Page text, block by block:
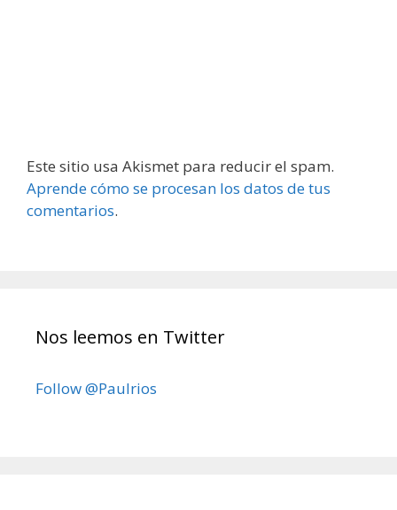
Este sitio usa Akismet para reducir el spam.
Aprende cómo se procesan los datos de tus
comentarios.
Nos leemos en Twitter
Follow @Paulrios